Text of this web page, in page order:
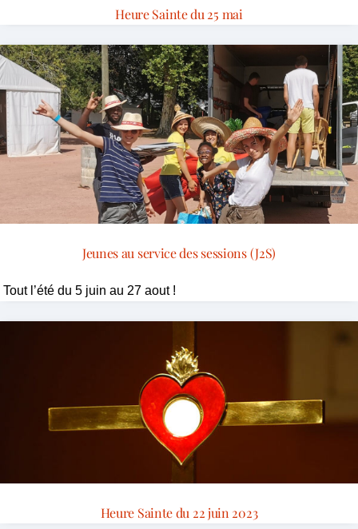
Heure Sainte du 25 mai
Jeunes au service des sessions (J2S)
Tout l’été du 5 juin au 27 aout !
Heure Sainte du 22 juin 2023